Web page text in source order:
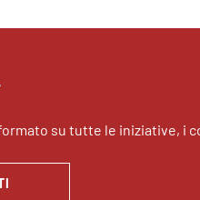
su tutte le iniziative, i